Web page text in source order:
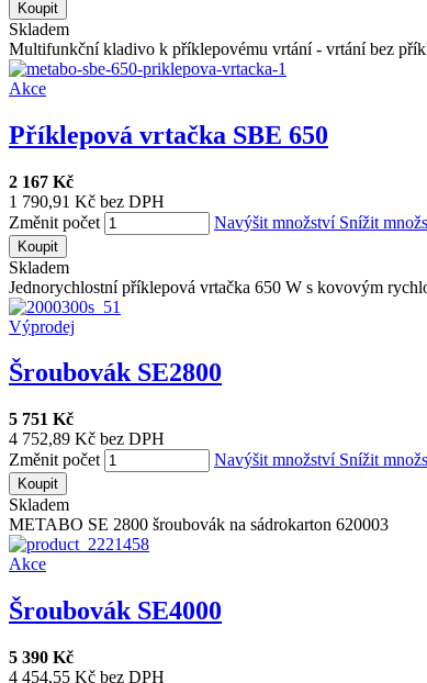
Koupit
Skladem
Multifunkční kladivo k příklepovému vrtání - vrtání bez
Akce
Příklepová vrtačka SBE 650
2 167 Kč
1 790,91 Kč bez DPH
Změnit počet
Navýšit množství Snížit
Koupit
Skladem
Jednorychlostní příklepová vrtačka 650 W s kovovým
Výprodej
Šroubovák SE2800
5 751 Kč
4 752,89 Kč bez DPH
Změnit počet
Navýšit množství Snížit
Koupit
Skladem
METABO SE 2800 šroubovák na sádrokarton 620003
Akce
Šroubovák SE4000
5 390 Kč
4 454,55 Kč bez DPH